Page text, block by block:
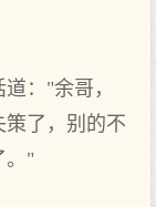
："余哥，
了，别的不
。"